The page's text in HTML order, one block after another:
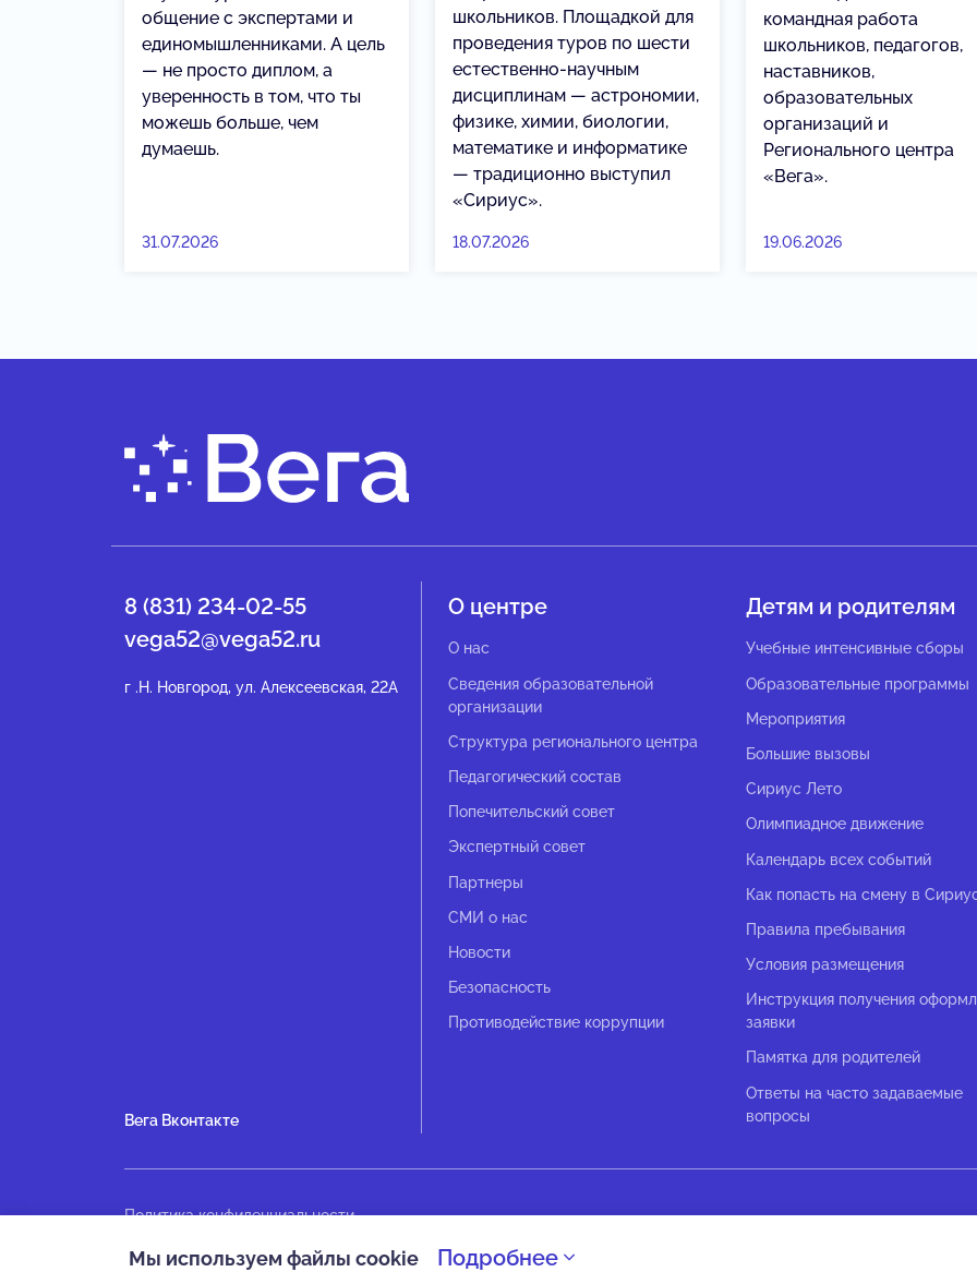
общение с экспертами и
единомышленниками. А цель
— не просто диплом, а
уверенность в том, что ты
можешь больше, чем
думаешь.
31.07.2026
школьников. Площадкой для
проведения туров по шести
естественно-научным
дисциплинам — астрономии,
физике, химии, биологии,
математике и информатике
— традиционно выступил
«Сириус».
18.07.2026
командная работа
школьников, педагогов,
наставников,
образовательных
организаций и
Регионального центра
«Вега».
19.06.2026
8 (831) 234-02-55
vega52@vega52.ru
г .Н. Новгород, ул. Алексеевская, 22А
Вега Вконтакте
О центре
О нас
Сведения образовательной
организации
Структура регионального центра
Педагогический состав
Попечительский совет
Экспертный совет
Партнеры
СМИ о нас
Новости
Безопасность
Противодействие коррупции
Детям и родителям
Учебные интенсивные сборы
Образовательные программы
Мероприятия
Большие вызовы
Сириус Лето
Олимпиадное движение
Календарь всех событий
Как попасть на смену в
Правила пребывания
Условия размещения
Инструкция получения
заявки
Памятка для родителей
Ответы на часто задаваемые
вопросы
Политика конфиденциальности
Мы используем файлы cookie Подробнее